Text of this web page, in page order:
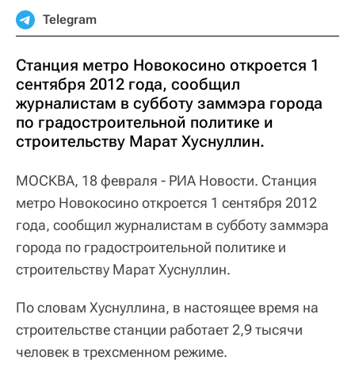
Telegram
Станция метро Новокосино откроется 1
сентября 2012 года, сообщил
журналистам в субботу заммэра города
по градостроительной политике и
строительству Марат Хуснуллин.
МОСКВА, 18 февраля - РИА Новости. Станция
метро Новокосино откроется 1 сентября 2012
года, сообщил журналистам в субботу заммэра
города по градостроительной политике и
строительству Марат Хуснуллин.
По словам Хуснуллина, в настоящее время на
строительстве станции работает 2,9 тысячи
человек в трехсменном режиме.